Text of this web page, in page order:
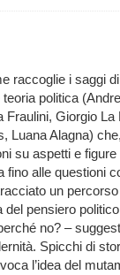
raccoglie i saggi
politica
Fraulini, Giorgio La
Luana Alagna)
su aspetti e
fino alle questioni
un
del pensiero
no? –
Spicchi di
l’idea del